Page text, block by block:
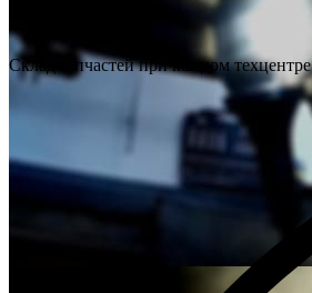
Склад запчастей при каждом техцентре